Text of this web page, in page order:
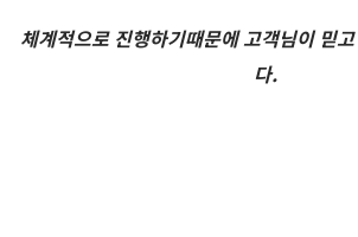
체계적으로 진행하기때문에 고객님이 믿
다.